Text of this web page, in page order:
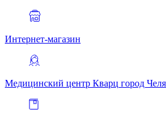
Интернет-магазин
Медицинский центр Кварц город